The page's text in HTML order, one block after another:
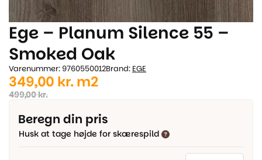
Ege – Planum Silence 55 –
Smoked Oak
Varenummer: 9760550012Brand: EGE
499,00kr.
Den
oprindelige
pris
var:
349,00 kr.
Den
aktuelle
pris
er:
m2
Beregn din pris
Husk at tage højde for skærespild